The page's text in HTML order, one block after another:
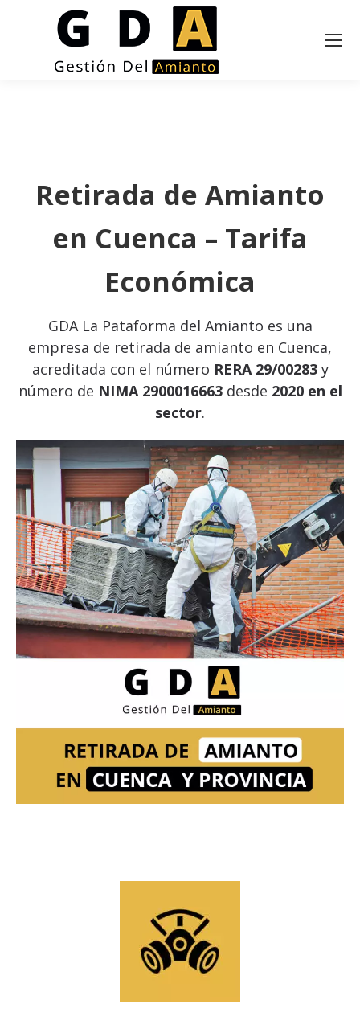
Retirada de Amianto
en Cuenca – Tarifa
Económica
GDA La Pataforma del Amianto es una
empresa de retirada de amianto en Cuenca,
acreditada con el número RERA 29/00283 y
número de NIMA 2900016663desde 2020 en el
sector.